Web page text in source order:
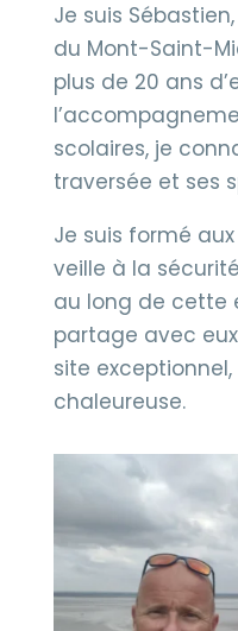
Je suis
du Mont-Saint-
plus de 20 ans
scolaires, je
traversée et ses
Je suis formé
veille à la
au long de cette
partage avec
site
chaleureuse.